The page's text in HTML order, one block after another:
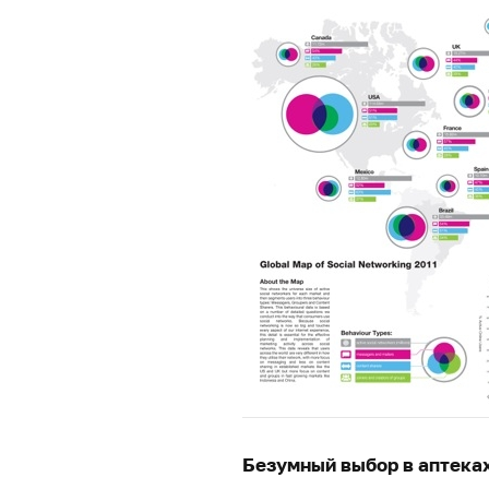
Безумный выбор в